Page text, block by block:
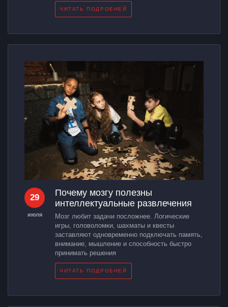
ЧИТАТЬ ПОДРОБНЕЙ
29
июля
Почему мозгу полезны
интеллектуальные развлечения
Мозг любит задачи посложнее. Логические
игры, головоломки, шахматы и квесты
заставляют одновременно подключать память,
внимание, мышление и способность быстро
принимать решения
ЧИТАТЬ ПОДРОБНЕЙ